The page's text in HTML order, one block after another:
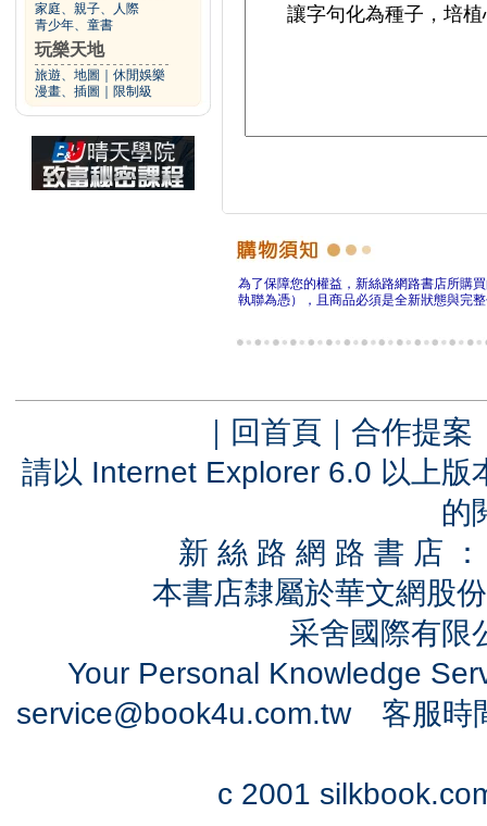
家庭、親子、人際
青少年、童書
玩樂天地
旅遊、地圖
休閒娛樂
漫畫、插圖
限制級
為了保障您的權益，新絲路網路書店所購
執聯為憑），且商品必須是全新狀態與完
｜ 回首頁 ｜ 合作提案
請以 Internet Explorer 6.0 以上
的
新 絲 路 網 路 書 店
本書店隸屬於華文網股
采舍國際有
Your Personal Knowledge
service@book4u.com.tw客服時
c 2001